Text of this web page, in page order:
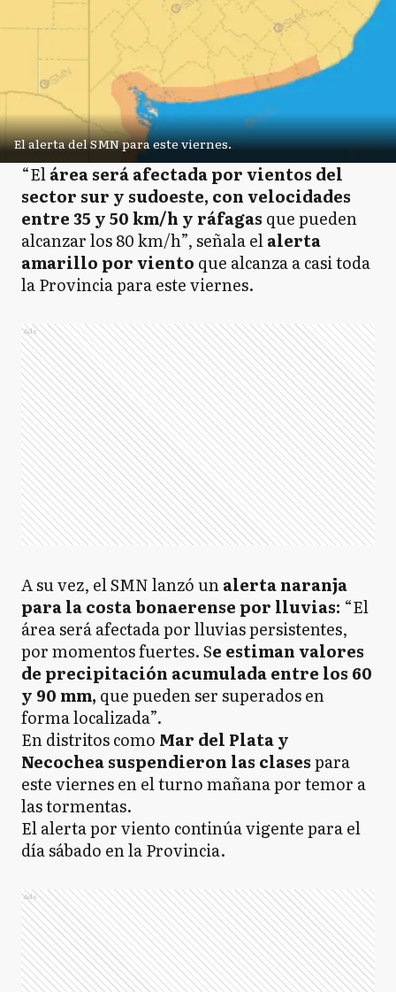
El alerta del SMN para este viernes.
“Elárea será afectada por vientos del
sector sur y sudoeste, con velocidades
entre 35 y 50 km/h y ráfagas que pueden
alcanzar los 80 km/h”, señala elalerta
amarillo por viento que alcanza a casi toda
la Provincia para este viernes.
Ads
A su vez, el SMN lanzó unalerta naranja
para la costa bonaerense por lluvias: “El
área será afectada por lluvias persistentes,
por momentos fuertes. Se estiman valores
de precipitación acumulada entre los 60
y 90 mm, que pueden ser superados en
forma localizada”.
En distritos como Mar del Plata y
Necochea suspendieron las clasespara
este viernes en el turno mañana por temor a
las tormentas.
El alerta por viento continúa vigente para el
día sábado en la Provincia.
Ads